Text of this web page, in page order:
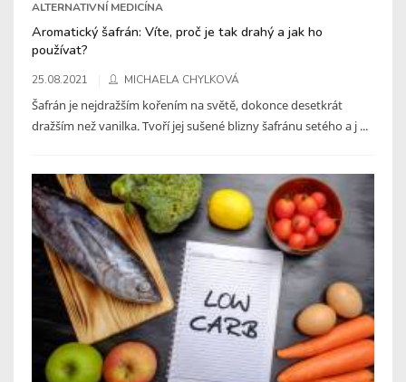
ALTERNATIVNÍ MEDICÍNA
Aromatický šafrán: Víte, proč je tak drahý a jak ho
používat?
25.08.2021 MICHAELA CHYLKOVÁ
Šafrán je nejdražším kořením na světě, dokonce desetkrát
dražším než vanilka. Tvoří jej sušené blizny šafránu setého a j ...